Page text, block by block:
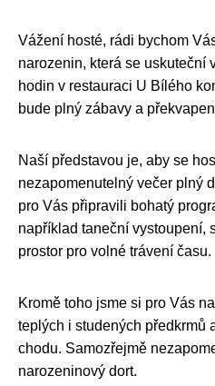
Vážení hosté, rádi bychom
narozenin, která se uskuteční
hodin v restauraci U Bílého
bude plný zábavy a
Naší představou je, aby se
nezapomenutelný večer plný
pro Vás připravili bohatý
například taneční vystoupení,
prostor pro volné trávení času.
Kromě toho jsme si pro Vás
teplých i studených předkrmů
chodu. Samozřejmě
narozeninový dort.